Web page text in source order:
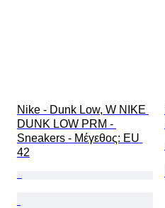
Nike - Dunk Low, W NIKE
DUNK LOW PRM -
Sneakers - Mέγεθος: EU
42